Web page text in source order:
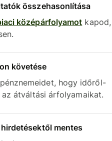
összehasonlítása
középárfolyamot kapod,
követése
hogy időről-
átváltási árfolyamaikat.
mentes